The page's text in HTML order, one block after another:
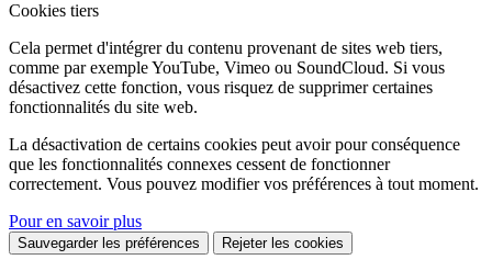
Cookies tiers
Cela permet d'intégrer du contenu provenant de sites web tiers,
comme par exemple YouTube, Vimeo ou SoundCloud. Si vous
désactivez cette fonction, vous risquez de supprimer certaines
fonctionnalités du site web.
La désactivation de certains cookies peut avoir pour conséquence
que les fonctionnalités connexes cessent de fonctionner
correctement. Vous pouvez modifier vos préférences à tout moment.
Pour en savoir plus
Sauvegarder les préférences Rejeter les cookies